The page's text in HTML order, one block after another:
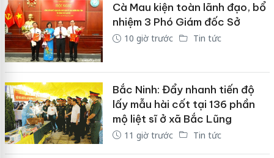
Cà Mau kiện toàn lãnh đạo, bổ
nhiệm 3 Phó Giám đốc Sở
10 giờ trước Tin tức
Bắc Ninh: Đẩy nhanh tiến độ
lấy mẫu hài cốt tại 136 phần
mộ liệt sĩ ở xã Bắc Lũng
11 giờ trước Tin tức